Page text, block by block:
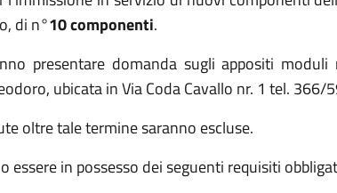
di n°10 componenti.
presentare domanda sugli appositi moduli
ubicata in Via Coda Cavallo nr. 1 tel. 366/
oltre tale termine saranno escluse.
essere in possesso dei seguenti requisiti